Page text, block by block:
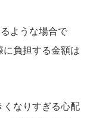
ような場合で
に負担する金額は
くなりすぎる心配